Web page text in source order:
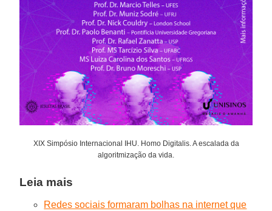
XIX Simpósio Internacional IHU. Homo Digitalis. A escalada da
algoritmização da vida.
Leia mais
Redes sociais formaram bolhas na internet que